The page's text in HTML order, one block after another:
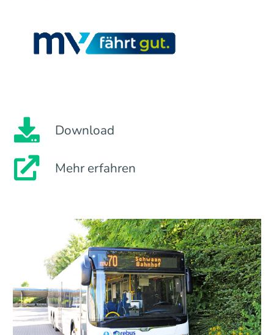
Download
Mehr erfahren